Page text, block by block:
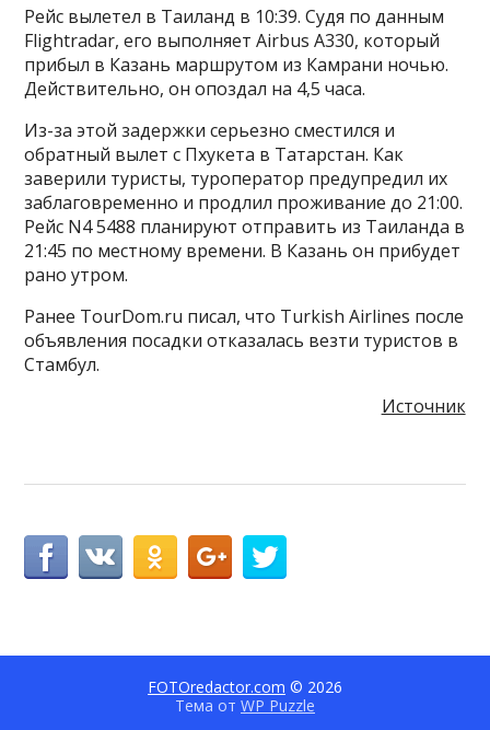
Рейс вылетел в Таиланд в 10:39. Судя по данным
Flightradar, его выполняет Airbus A330, который
прибыл в Казань маршрутом из Камрани ночью.
Действительно, он опоздал на 4,5 часа.
Из-за этой задержки серьезно сместился и
обратный вылет с Пхукета в Татарстан. Как
заверили туристы, туроператор предупредил их
заблаговременно и продлил проживание до 21:00.
Рейс N4 5488 планируют отправить из Таиланда в
21:45 по местному времени. В Казань он прибудет
рано утром.
Ранее TourDom.ru писал, что Turkish Airlines после
объявления посадки отказалась везти туристов в
Стамбул.
Источник
FOTOredactor.com © 2026
Тема от WP Puzzle